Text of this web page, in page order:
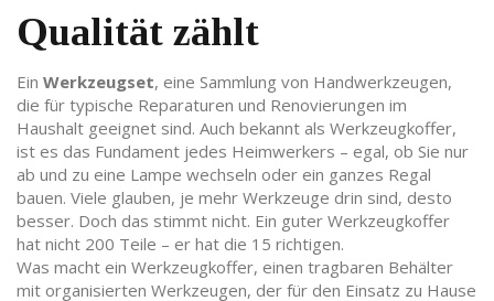
Qualität zählt
Ein Werkzeugset, eine Sammlung von Handwerkzeugen,
die für typische Reparaturen und Renovierungen im
Haushalt geeignet sind. Auch bekannt als Werkzeugkoffer,
ist es das Fundament jedes Heimwerkers – egal, ob Sie nur
ab und zu eine Lampe wechseln oder ein ganzes Regal
bauen. Viele glauben, je mehr Werkzeuge drin sind, desto
besser. Doch das stimmt nicht. Ein guter Werkzeugkoffer
hat nicht 200 Teile – er hat die 15 richtigen.
Was macht ein Werkzeugkoffer, einen tragbaren Behälter
mit organisierten Werkzeugen, der für den Einsatz zu Hause